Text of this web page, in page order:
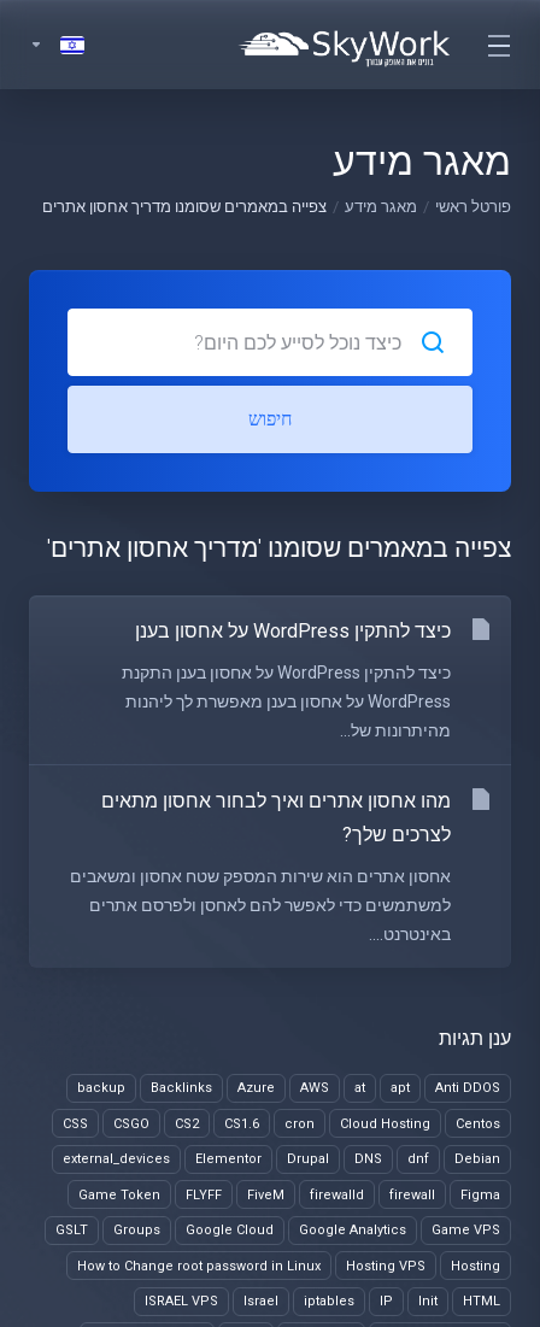
מאגר מידע
פורטל ראשי מאגר מידע צפייה במאמרים שסומנו מדריך אחסון אתרים
ענן תגיות
Anti DDOS
apt
at
AWS
Azure
Backlinks
backup
Centos
Cloud Hosting
cron
CS1.6
CS2
CSGO
CSS
Debian
dnf
DNS
Drupal
Elementor
external_devices
Figma
firewall
firewalld
FiveM
FLYFF
Game Token
Game VPS
Google Analytics
Google Cloud
Groups
GSLT
Hosting
Hosting VPS
How to Change root password in Linux
HTML
Init
IP
iptables
Israel
ISRAEL VPS
חיפוש
צפייה במאמרים שסומנו 'מדריך אחסון אתרים'
כיצד להתקין WordPress על אחסון בענן
כיצד להתקין WordPress על אחסון בענן התקנת
WordPress על אחסון בענן מאפשרת לך ליהנות
מהיתרונות של...
מהו אחסון אתרים ואיך לבחור אחסון מתאים
לצרכים שלך?
אחסון אתרים הוא שירות המספק שטח אחסון ומשאבים
למשתמשים כדי לאפשר להם לאחסן ולפרסם אתרים
באינטרנט....